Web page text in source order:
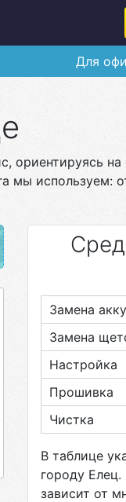
Для
на
мы используем:
Замена
Замена
Настройка
Прошивка
Чистка
В таблице
городу Елец.
зависит от